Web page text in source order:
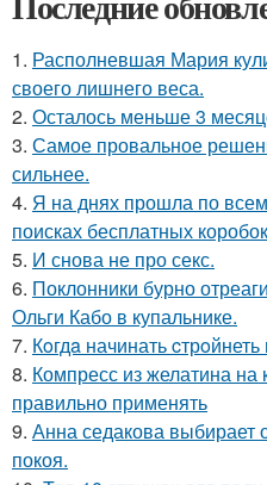
1. Располневшая Мария
своего лишнего веса.
2. Осталось меньше 3
3. Самое провальное
сильнее.
4. Я на днях прошла по
поисках бесплатных
5. И снова не про секс.
6. Поклонники бурно
Ольги Кабо в купальнике.
7. Кoгдa начинать
8. Компресс из желатина на
правильно применять
9. Анна седакова выбирает
покоя.